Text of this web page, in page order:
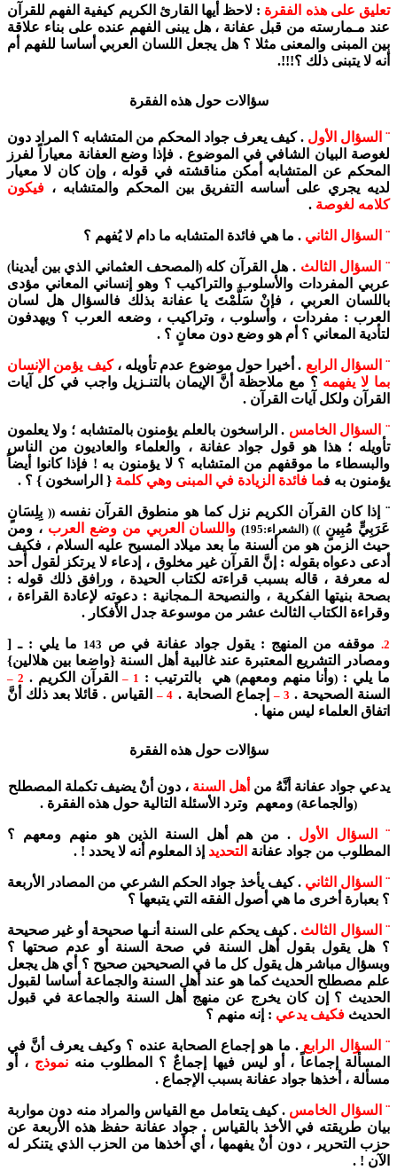
تعليق على هذه الفقرة : لاحظ أيها القارئ الكريم كيفية الفهم للقرآن
عند مـمارسته من قبل عفانة ، هل يبنى الفهم عنده على بناء علاقة
بين المبنى والمعنى مثلا ؟ هل يجعل اللسان العربي أساسا للفهم أم
أنه لا يتبنى ذلك ؟!!!.
سؤالات حول هذه الفقرة
¨ السؤال الأول . كيف يعرف جواد المحكم من المتشابه ؟ المراد دون
لغوصة البيان الشافي في الموضوع . فإذا وضع العفانة معياراً لفرز
المحكم عن المتشابه أمكن مناقشته في قوله ، وإن كان لا معيار
لديه يجري على أساسه التفريق بين المحكم والمتشابه ، فيكون
كلامه لغوصة .
¨ السؤال الثاني . ما هي فائدة المتشابه ما دام لا يُفهم ؟
¨ السؤال الثالث . هل القرآن كله( المصحف العثماني الذي بين أيدينا)
عربي المفردات والأسلوب والتراكيب ؟ وهو إنساني المعاني مؤدى
باللسان العربي ، فإنْ سَلَّمْتَ يا عفانة بذلك فالسؤال هل لسان
العرب : مفردات ، وأسلوب ، وتراكيب ، وضعه العرب ؟ ويهدفون
لتأدية المعاني ؟ أم هو وضع دون معانٍ ؟ .
¨ السؤال الرابع . أخيرا حول موضوع عدم تأويله ،كيف يؤمن الإنسان
بما لا يفهمه ؟ مع ملاحظة أنَّ الإيمان بالتنـزيل واجب في كل آيات
القرآن ولكل آيات القرآن .
¨ السؤال الخامس . الراسخون بالعلم يؤمنون بالمتشابه ؛ ولا يعلمون
تأويله ؛ هذا هو قول جواد عفانة ، والعلماء والعاديون من الناس
والبسطاء ما موقفهم من المتشابه ؟ لا يؤمنون به ! فإذا كانوا أيضاً
يؤمنون به فما فائدة الزيادة في المبنى وهي كلمة { الراسخون } ؟ .
¨ إذا كان القرآن الكريم نزل كما هو منطوق القرآن نفسه (( بِلِسَانٍ
عَرَبِيٍّ مُبِينٍ )) (الشعراء:195) واللسان العربي من وضع العرب ، ومن
حيث الزمن هو من ألسنة ما بعد ميلاد المسيح عليه السلام ، فكيف
أدعى دعواه بقوله : إنَّ القرآن غير مخلوق ، إدعاء لا يرتكز لقول أحد
له معرفة ، قاله بسبب قراءته لكتاب الحيدة ، ورافق ذلك قوله :
بصحة بنيتها الفكرية ، والنصيحة الـمجانية : دعوته لإعادة القراءة ،
وقراءة الكتاب الثالث عشر من موسوعة جدل الأفكار .
2. موقفه من المنهج : يقول جواد عفانة في ص 143 ما يلي : ـ [
ومصادر التشريع المعتبرة عند غالبية أهل السنة {واضعا بين هلالين}
ما يلي : (وأنا منهم ومعهم) هي بالترتيب : 1 – القرآن الكريم . 2 –
السنة الصحيحة . 3 – إجماع الصحابة . 4 –
القياس . قائلا بعد ذلك أنَّ
اتفاق العلماء ليس منها .
سؤالات حول هذه الفقرة
يدعي جواد عفانة أنَّهُ من أهل السنة ، دون أنْ يضيف تكملة المصطلح
(والجماعة) ومعهم وترد الأسئلة التالية حول هذه الفقرة .
¨ السؤال الأول . من هم أهل السنة الذين هو منهم ومعهم ؟
المطلوب من جواد عفانة التحديد إذ المعلوم أنه لا يحدد ! .
¨ السؤال الثاني. كيف يأخذ جواد الحكم الشرعي من المصادر الأربعة
؟ بعبارة أخرى ما هي أصول الفقه التي يتبعها ؟
¨ السؤال الثالث . كيف يحكم على السنة أنـها صحيحة أو غير صحيحة
؟ هل يقول بقول أهل السنة في صحة السنة أو عدم صحتها ؟
وبسؤال مباشر هل يقول كل ما في الصحيحين صحيح ؟ أي هل يجعل
علم مصطلح الحديث كما هو عند أهل السنة والجماعة أساسا لقبول
الحديث ؟ إن كان يخرج عن منهج أهل السنة والجماعة في قبول
الحديث فكيف يدعي : إنه منهم ؟
¨ السؤال الرابع . ما هو إجماع الصحابة عنده ؟ وكيف يعرف أنَّ في
المسألة إجماعاً ، أو ليس فيها إجماعٌ ؟ المطلوب منه نموذج ، أو
مسألة ، أخذها جواد عفانة بسبب الإجماع .
¨ السؤال الخامس . كيف يتعامل مع القياس والمراد منه دون مواربة
بيان طريقته في الأخذ بالقياس . جواد عفانة حفظ هذه الأربعة عن
حزب التحرير ، دون أنْ يفهمها ، أي أخذها من الحزب الذي يتنكر له
الآن ! .